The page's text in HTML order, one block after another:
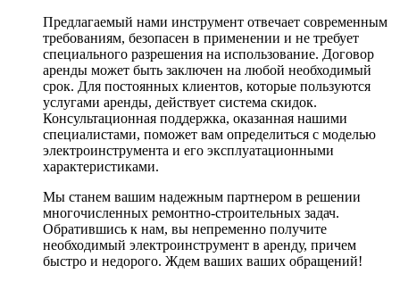
Предлагаемый нами инструмент отвечает современным
требованиям, безопасен в применении и не требует
специального разрешения на использование. Договор
аренды может быть заключен на любой необходимый
срок. Для постоянных клиентов, которые пользуются
услугами аренды, действует система скидок.
Консультационная поддержка, оказанная нашими
специалистами, поможет вам определиться с моделью
электроинструмента и его эксплуатационными
характеристиками.
Мы станем вашим надежным партнером в решении
многочисленных ремонтно-строительных задач.
Обратившись к нам, вы непременно получите
необходимый электроинструмент в аренду, причем
быстро и недорого. Ждем ваших ваших обращений!